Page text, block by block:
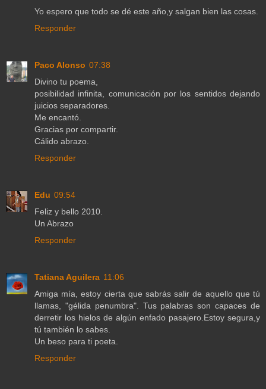
Yo espero que todo se dé este año,y salgan bien las cosas.
Responder
Paco Alonso 07:38
Divino tu poema,
posibilidad infinita, comunicación por los sentidos dejando
juicios separadores.
Me encantó.
Gracias por compartir.
Cálido abrazo.
Responder
Edu 09:54
Feliz y bello 2010.
Un Abrazo
Responder
Tatiana Aguilera 11:06
Amiga mía, estoy cierta que sabrás salir de aquello que tú
llamas, "gélida penumbra". Tus palabras son capaces de
derretir los hielos de algún enfado pasajero.Estoy segura,y
tú también lo sabes.
Un beso para ti poeta.
Responder